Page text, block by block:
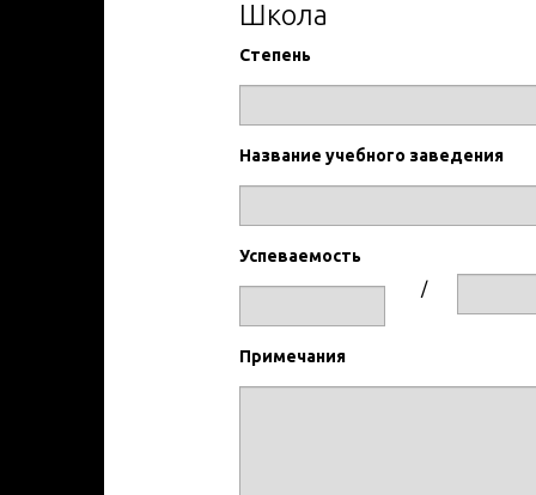
Школа
Степень
Название учебного заведения
Успеваемость
/
Примечания